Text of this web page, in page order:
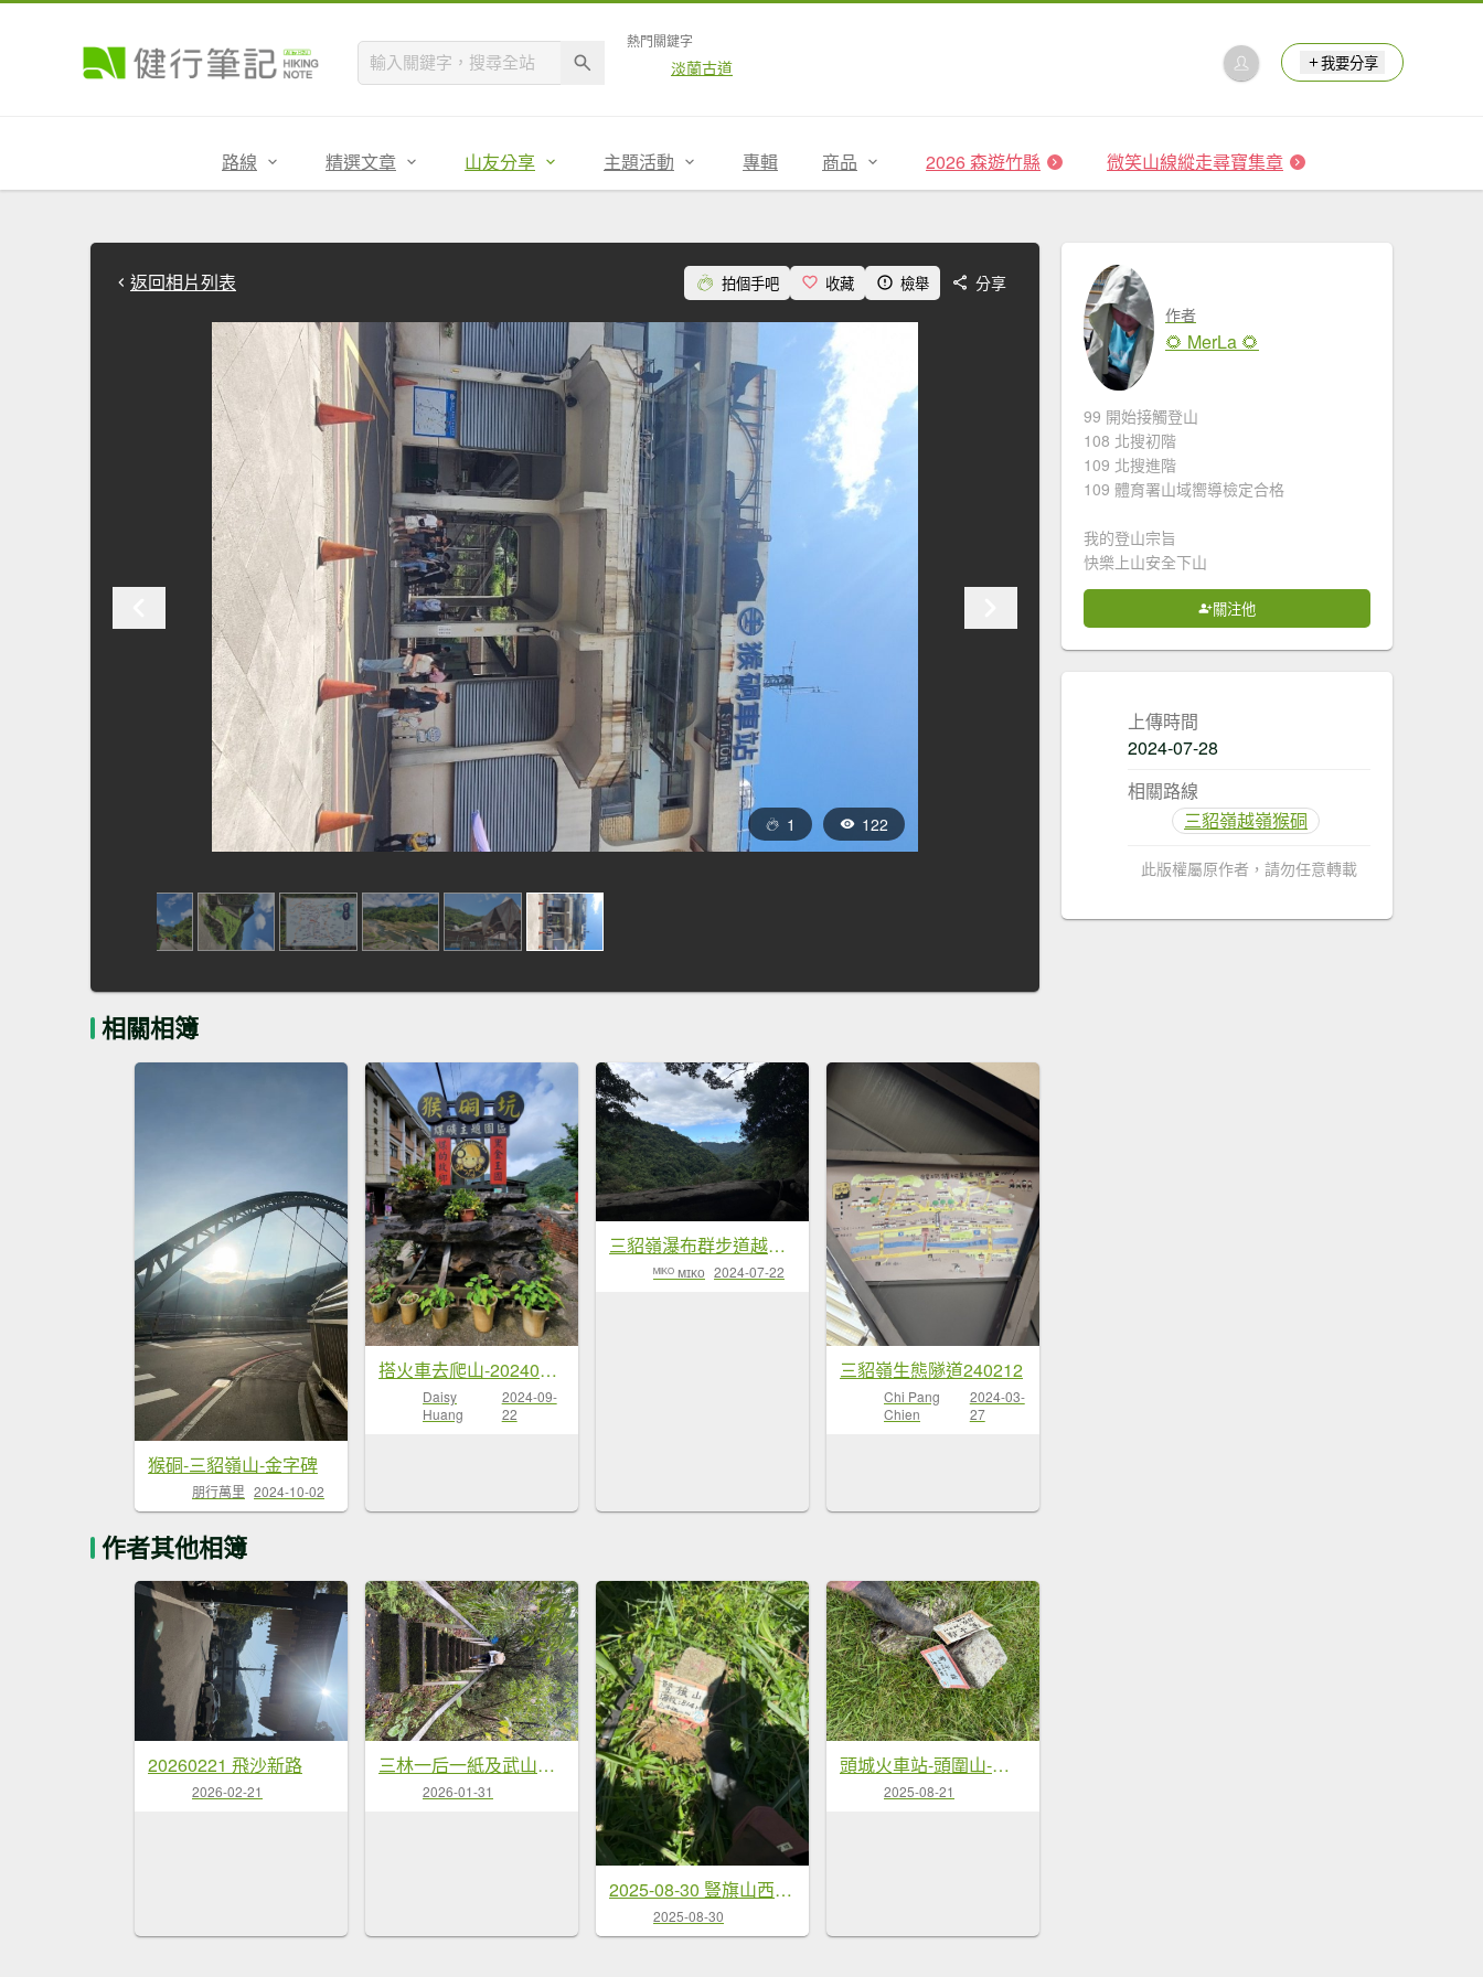
熱門關鍵字
淡蘭古道 我要分享
路線 精選文章 山友分享 主題活動 專輯 商品 2026 森遊竹縣 微笑山線縱走尋寶集章
返回相片列表 拍個手吧 收藏 檢舉 分享
1 122
相關相簿
猴硐-三貂嶺山-金字碑
朋行萬里 2024-10-02
搭火車去爬山-20240616
Daisy
Huang
2024-09-
22
三貂嶺瀑布群步道越嶺猴硐
ᴹᴵᴷᴼ ᴍɪᴋᴏ 2024-07-22
三貂嶺生態隧道240212
Chi Pang
Chien
2024-03-
27
作者其他相簿
20260221 飛沙新路
2026-02-21
三林一后一紙及武山煤礦文化遺址8字行
2026-01-31
2025-08-30 豎旗山西北稜上-豎旗山-烏山古道西段下
2025-08-30
頭城火車站-頭圍山-礁水坑山南峰-礁水坑山-鶯子嶺
2025-08-21
作者
🌻 MerLa 🌻
99 開始接觸登山
108 北搜初階
109 北搜進階
109 體育署山域嚮導檢定合格
我的登山宗旨
快樂上山安全下山
關注他
上傳時間
2024-07-28
相關路線
三貂嶺越嶺猴硐
此版權屬原作者，請勿任意轉載